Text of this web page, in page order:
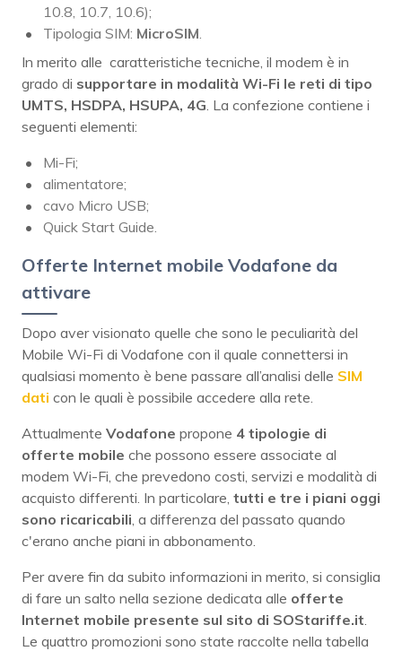
10.8, 10.7, 10.6);
Tipologia SIM: MicroSIM.
In merito alle caratteristiche tecniche, il modem è in
grado di supportare in modalità Wi-Fi le reti di tipo
UMTS, HSDPA, HSUPA, 4G. La confezione contiene i
seguenti elementi:
Mi-Fi;
alimentatore;
cavo Micro USB;
Quick Start Guide.
Offerte Internet mobile Vodafone da
attivare
Dopo aver visionato quelle che sono le peculiarità del
Mobile Wi-Fi di Vodafone con il quale connettersi in
qualsiasi momento è bene passare all’analisi delle SIM
dati con le quali è possibile accedere alla rete.
Attualmente Vodafone propone 4 tipologie di
offerte mobile che possono essere associate al
modem Wi-Fi, che prevedono costi, servizi e modalità di
acquisto differenti. In particolare, tutti e tre i piani oggi
sono ricaricabili, a differenza del passato quando
c'erano anche piani in abbonamento.
Per avere fin da subito informazioni in merito, si consiglia
di fare un salto nella sezione dedicata alle offerte
Internet mobile presente sul sito di SOStariffe.it.
Le quattro promozioni sono state raccolte nella tabella